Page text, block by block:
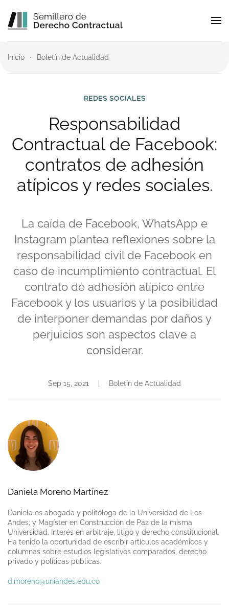
Skip to main content
Inicio Boletín de Actualidad
REDES SOCIALES
Responsabilidad
Contractual de Facebook:
contratos de adhesión
atípicos y redes sociales.
La caída de Facebook, WhatsApp e
Instagram plantea reflexiones sobre la
responsabilidad civil de Facebook en
caso de incumplimiento contractual. El
contrato de adhesión atípico entre
Facebook y los usuarios y la posibilidad
de interponer demandas por daños y
perjuicios son aspectos clave a
considerar.
Sep 15, 2021 Boletín de Actualidad
Daniela Moreno Martínez
Daniela es abogada y politóloga de la Universidad de Los
Andes; y Magíster en Construcción de Paz de la misma
Universidad. Interés en arbitraje, litigo y derecho constitucional.
Ha tenido la oportunidad de escribir artículos académicos y
columnas sobre estudios legislativos comparados, derecho
privado y políticas publicas.
d.moreno@uniandes.edu.co